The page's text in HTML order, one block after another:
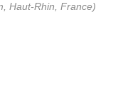
Haut-Rhin, France)